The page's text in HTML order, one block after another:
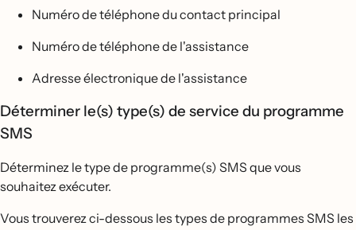
Numéro de téléphone du contact principal
Numéro de téléphone de l'assistance
Adresse électronique de l'assistance
Déterminer le(s) type(s) de service du programme
SMS
Déterminez le type de programme(s) SMS que vous
souhaitez exécuter.
Vous trouverez ci-dessous les types de programmes SMS les